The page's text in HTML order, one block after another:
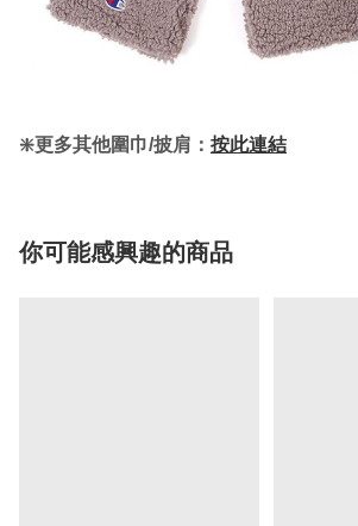
❇️更多其他圍巾/披肩： 按此連結
你可能感興趣的商品